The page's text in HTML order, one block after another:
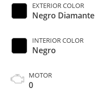
EXTERIOR COLOR
Negro Diamante
INTERIOR COLOR
Negro
MOTOR
0